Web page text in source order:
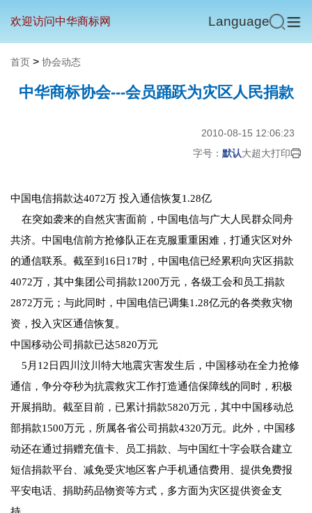
欢迎访问中华商标网 Language
首页 > 协会动态
中华商标协会---会员踊跃为灾区人民捐款
2010-08-15 12:06:23
字号： 默认大超大打印
中国电信捐款达4072万 投入通信恢复1.28亿
在突如袭来的自然灾害面前，中国电信与广大人民群众同舟
共济。中国电信前方抢修队正在克服重重困难，打通灾区对外
的通信联系。截至到16日17时，中国电信已经累积向灾区捐款
4072万，其中集团公司捐款1200万元，各级工会和员工捐款
2872万元；与此同时，中国电信已调集1.28亿元的各类救灾物
资，投入灾区通信恢复。
中国移动公司捐款已达5820万元
5月12日四川汶川特大地震灾害发生后，中国移动在全力抢修
通信，争分夺秒为抗震救灾工作打造通信保障线的同时，积极
开展捐助。截至目前，已累计捐款5820万元，其中中国移动总
部捐款1500万元，所属各省公司捐款4320万元。此外，中国移
动还在通过捐赠充值卡、员工捐款、与中国红十字会联合建立
短信捐款平台、减免受灾地区客户手机通信费用、提供免费报
平安电话、捐助药品物资等方式，多方面为灾区提供资金支